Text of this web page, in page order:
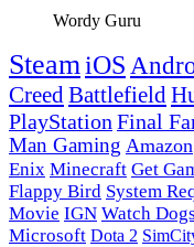
Wordy Guru
SteamiOS
CreedBattlefield
PlayStation Final
Man Gaming Amazon
Enix Minecraft Get
Flappy Bird System
Movie IGN Watch Dogs
Microsoft Dota 2